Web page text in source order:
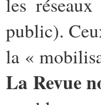
public).
la «
La Revue